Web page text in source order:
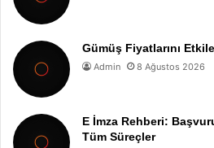
Gümüş Fiyatlarını
Admin 8 Ağustos 2026
E İmza Rehberi:
Tüm Süreçler